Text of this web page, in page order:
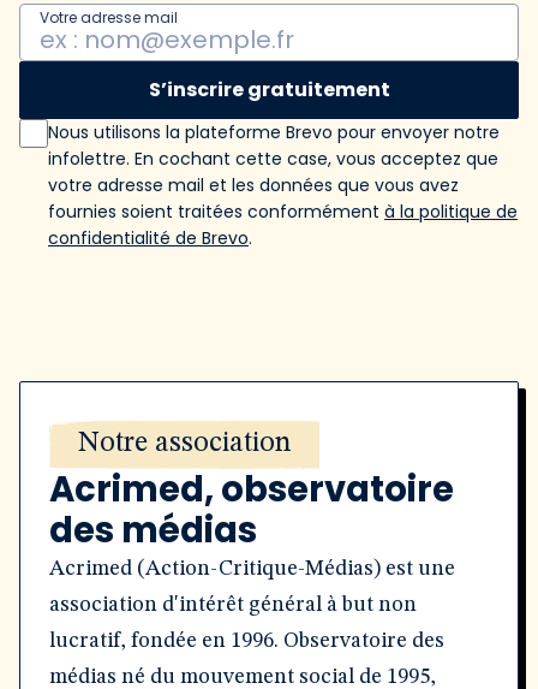
Votre adresse mail
S’inscrire gratuitement
Nous utilisons la plateforme Brevo pour envoyer notre
infolettre. En cochant cette case, vous acceptez que
votre adresse mail et les données que vous avez
fournies soient traitées conformément à la politique de
confidentialité de Brevo.
Notre association
Acrimed, observatoire
des médias
Acrimed (Action-Critique-Médias) est une
association d'intérêt général à but non
lucratif, fondée en 1996. Observatoire des
médias né du mouvement social de 1995,